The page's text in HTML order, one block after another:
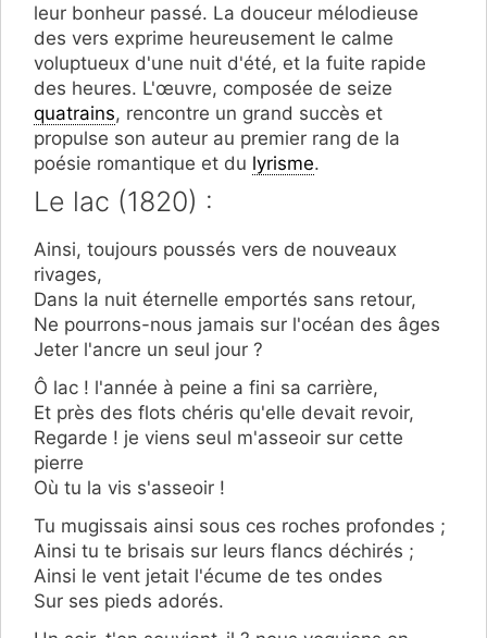
leur bonheur passé. La douceur mélodieuse
des vers exprime heureusement le calme
voluptueux d'une nuit d'été, et la fuite rapide
des heures. L'œuvre, composée de seize
quatrains, rencontre un grand succès et
propulse son auteur au premier rang de la
poésie romantique et du lyrisme.
Le lac (1820) :
Ainsi, toujours poussés vers de nouveaux
rivages,
Dans la nuit éternelle emportés sans retour,
Ne pourrons-nous jamais sur l'océan des âges
Jeter l'ancre un seul jour ?
Ô lac ! l'année à peine a fini sa carrière,
Et près des flots chéris qu'elle devait revoir,
Regarde ! je viens seul m'asseoir sur cette
pierre
Où tu la vis s'asseoir !
Tu mugissais ainsi sous ces roches profondes ;
Ainsi tu te brisais sur leurs flancs déchirés ;
Ainsi le vent jetait l'écume de tes ondes
Sur ses pieds adorés.